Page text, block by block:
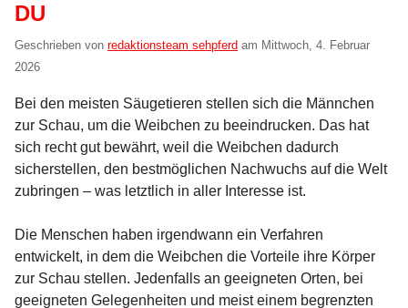
DU
Geschrieben von redaktionsteam sehpferd am Mittwoch, 4. Februar
2026
Bei den meisten Säugetieren stellen sich die Männchen
zur Schau, um die Weibchen zu beeindrucken. Das hat
sich recht gut bewährt, weil die Weibchen dadurch
sicherstellen, den bestmöglichen Nachwuchs auf die Welt
zubringen – was letztlich in aller Interesse ist.
Die Menschen haben irgendwann ein Verfahren
entwickelt, in dem die Weibchen die Vorteile ihre Körper
zur Schau stellen. Jedenfalls an geeigneten Orten, bei
geeigneten Gelegenheiten und meist einem begrenzten